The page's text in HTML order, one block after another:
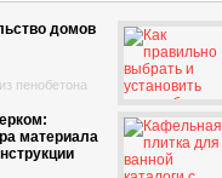
домов
пенобетона
материала